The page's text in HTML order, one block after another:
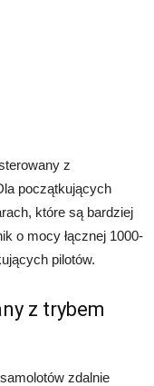
z
początkujących
które są bardziej
o mocy łącznej 1000-
pilotów.
z trybem
zdalnie